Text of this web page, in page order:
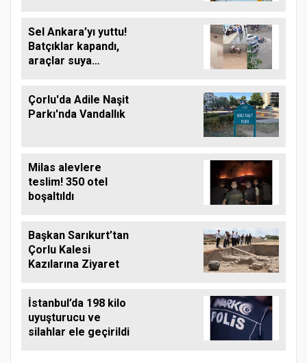
Sel Ankara’yı yuttu!
Batçıklar kapandı,
araçlar suya
Çorlu'da Adile Naşit
Parkı'nda Vandallık
Milas alevlere
teslim! 350 otel
boşaltıldı
Başkan Sarıkurt’tan
Çorlu Kalesi
Kazılarına Ziyaret
İstanbul’da 198 kilo
uyuşturucu ve
silahlar ele geçirildi